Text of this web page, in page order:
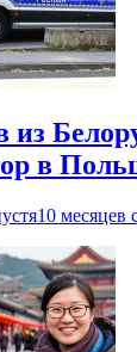
из
в
10 месяцев